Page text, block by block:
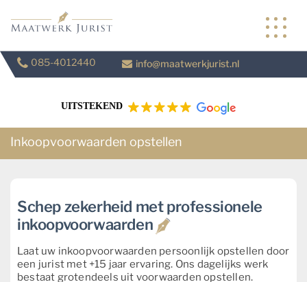
085-4012440 info@maatwerkjurist.nl
UITSTEKEND
Inkoopvoorwaarden opstellen
Schep zekerheid met professionele
inkoopvoorwaarden
Laat uw inkoopvoorwaarden persoonlijk opstellen door
een jurist met +15 jaar ervaring. Ons dagelijks werk
bestaat grotendeels uit voorwaarden opstellen.